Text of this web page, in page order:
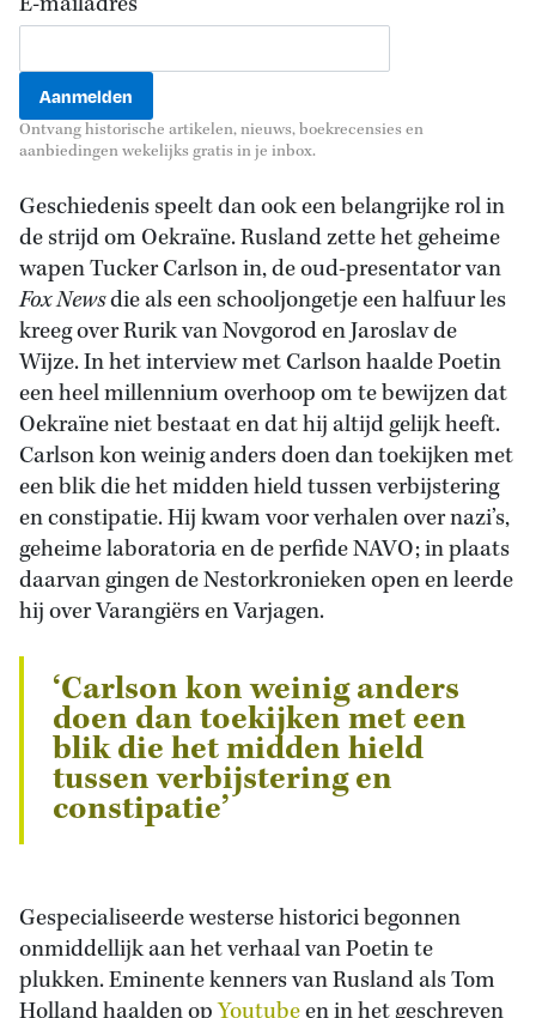
Ontvang historische artikelen, nieuws, boekrecensies en
aanbiedingen wekelijks gratis in je inbox.
Geschiedenis speelt dan ook een belangrijke rol in
de strijd om Oekraïne. Rusland zette het geheime
wapen Tucker Carlson in, de oud-presentator van
Fox Newsdie als een schooljongetje een halfuur les
kreeg over Rurik van Novgorod en Jaroslav de
Wijze. In het interview met Carlson haalde Poetin
een heel millennium overhoop om te bewijzen dat
Oekraïne niet bestaat en dat hij altijd gelijk heeft.
Carlson kon weinig anders doen dan toekijken met
een blik die het midden hield tussen verbijstering
en constipatie. Hij kwam voor verhalen over nazi’s,
geheime laboratoria en de perfide NAVO; in plaats
daarvan gingen de Nestorkronieken open en leerde
hij over Varangiërs en Varjagen.
‘Carlson kon weinig anders
doen dan toekijken met een
blik die het midden hield
tussen verbijstering en
constipatie’
Gespecialiseerde westerse historici begonnen
onmiddellijk aan het verhaal van Poetin te
plukken. Eminente kenners van Rusland als Tom